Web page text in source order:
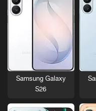
Samsung Galaxy
S26